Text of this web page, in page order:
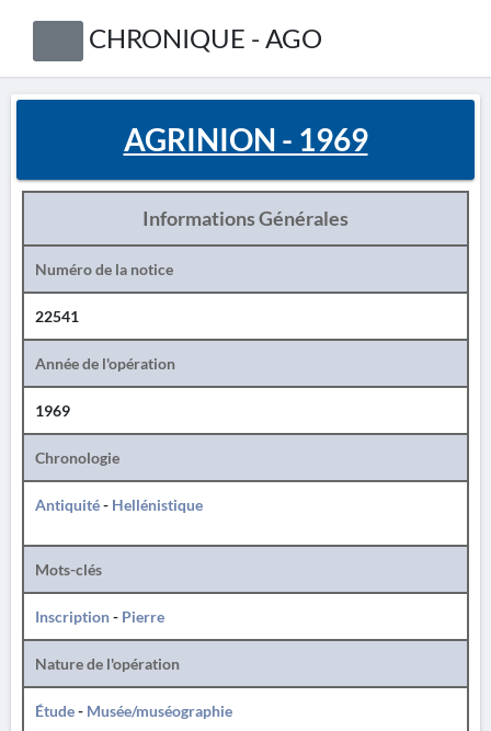
CHRONIQUE - AGO
AGRINION - 1969
Informations Générales
Numéro de la notice
22541
Année de l'opération
1969
Chronologie
Antiquité- Hellénistique
Mots-clés
Inscription- Pierre
Nature de l'opération
Étude- Musée/muséographie